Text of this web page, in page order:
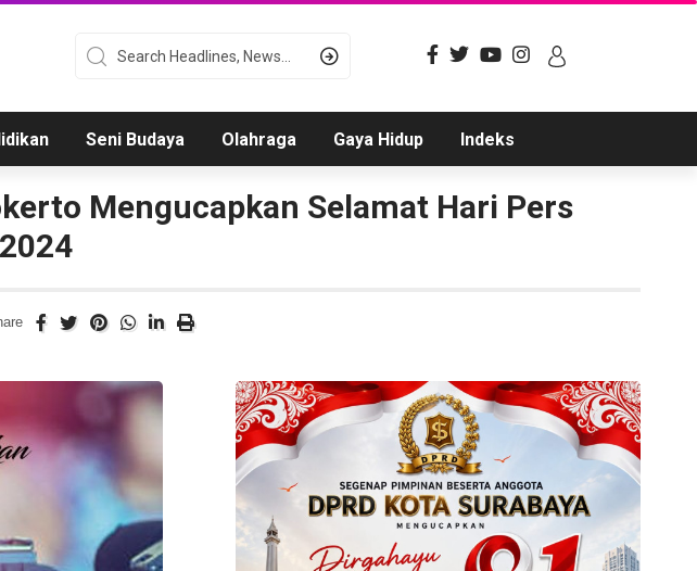
Seni Budaya Olahraga Gaya Hidup Indeks
Mengucapkan Selamat Hari Pers